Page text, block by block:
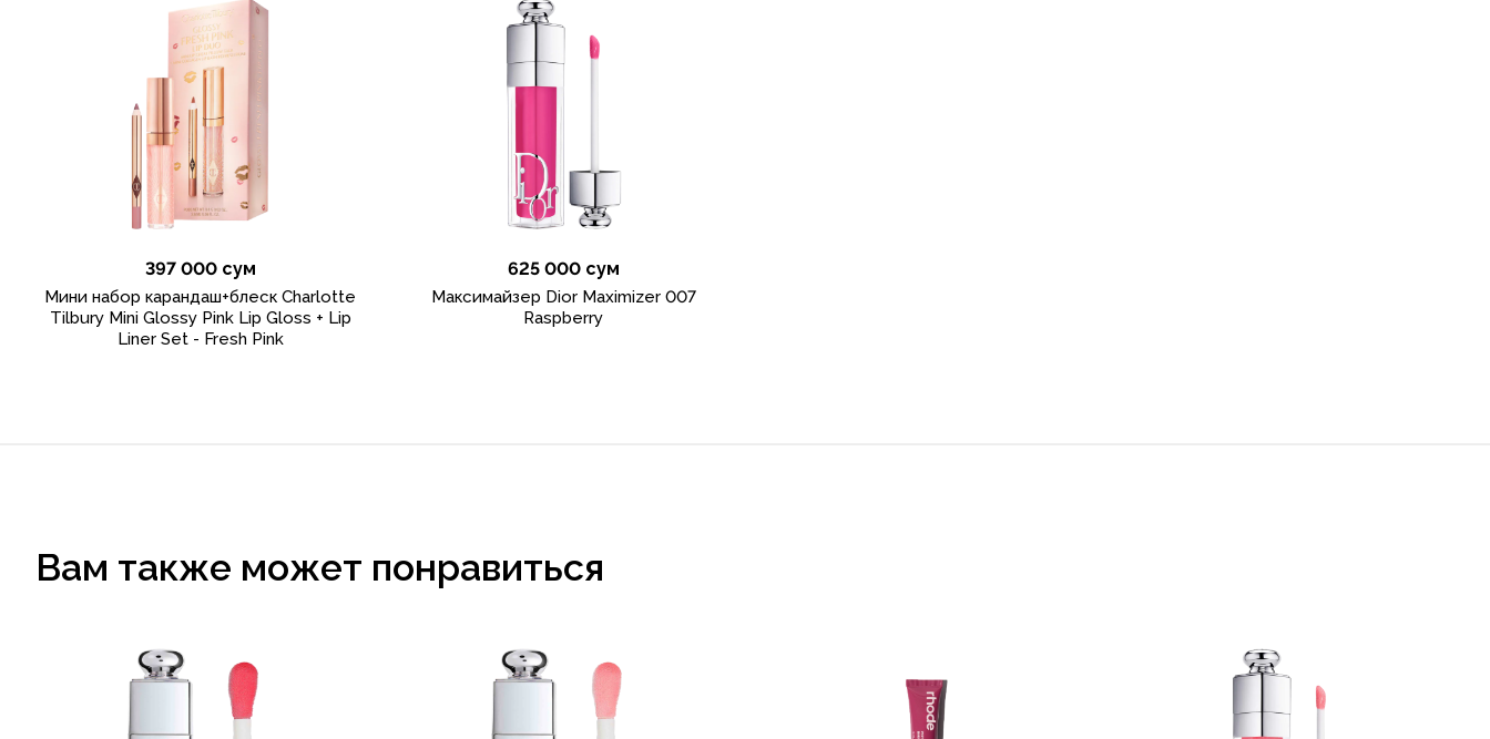
397 000 сум
Мини набор карандаш+блеск Charlotte
Tilbury Mini Glossy Pink Lip Gloss + Lip
Liner Set - Fresh Pink
625 000 сум
Максимайзер Dior Maximizer 007
Raspberry
Вам также может понравиться